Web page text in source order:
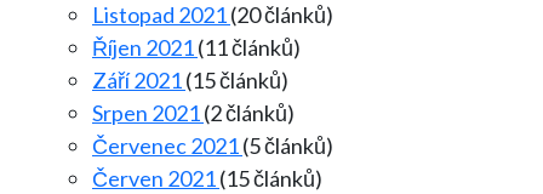
Listopad 2021(20 článků)
Říjen 2021(11 článků)
Září 2021(15 článků)
Srpen 2021(2 článků)
Červenec 2021(5 článků)
Červen 2021(15 článků)